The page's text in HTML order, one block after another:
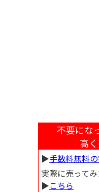
不要にな
高
▶︎手数料無料
実際に売って
▶︎こちら